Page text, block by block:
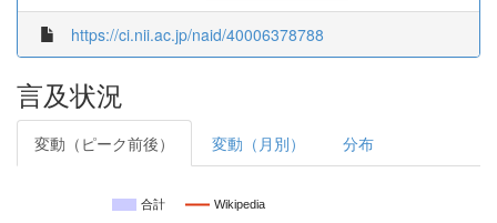
https://ci.nii.ac.jp/naid/40006378788
言及状況
変動（ピーク前後） 変動（月別） 分布
合計 Wikipedia